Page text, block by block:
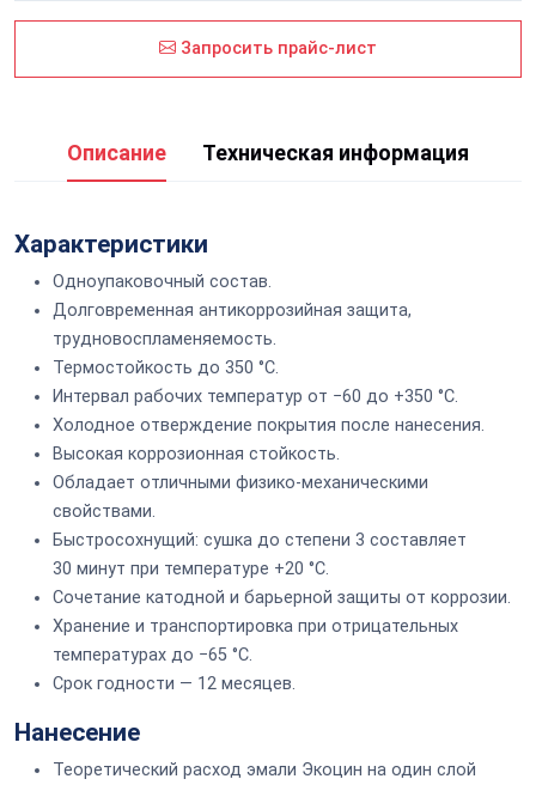
Запросить прайс-лист
Описание Техническая информация
Характеристики
Одноупаковочный состав.
Долговременная антикоррозийная защита,
трудновоспламеняемость.
Термостойкость до 350 °С.
Интервал рабочих температур от −60 до +350 °С.
Холодное отверждение покрытия после нанесения.
Высокая коррозионная стойкость.
Обладает отличными физико-механическими
свойствами.
Быстросохнущий: сушка до степени 3 составляет
30 минут при температуре +20 °С.
Сочетание катодной и барьерной защиты от коррозии.
Хранение и транспортировка при отрицательных
температурах до −65 °С.
Срок годности — 12 месяцев.
Нанесение
Теоретический расход эмали Экоцин на один слой